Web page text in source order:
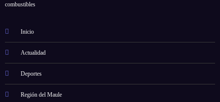
combustibles
Inicio
Actualidad
Deportes
Región del Maule